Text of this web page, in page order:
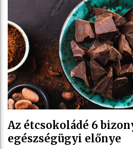
Az étcsokoládé 6
egészségügyi előnye